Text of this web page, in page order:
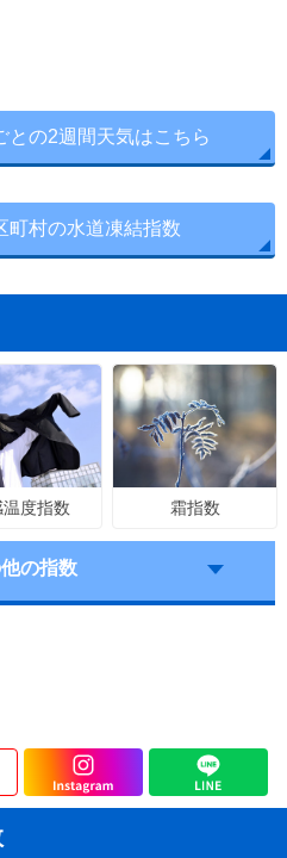
との2週間天気はこちら
町村の水道凍結指数
度指数 霜指数
の指数